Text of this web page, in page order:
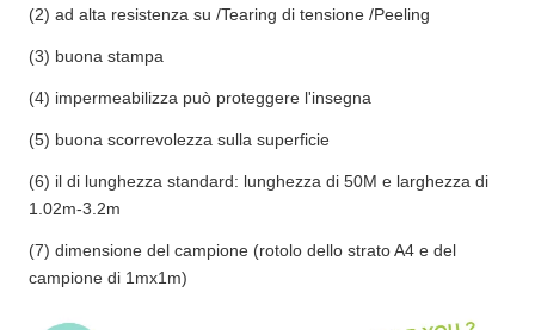
sull'insegna
perfetta sull'insegna
4) manifesto all'aperto di
(2) ad alta resistenza su /Tearing di tensione /Peeling
(3) buona stampa
(4) impermeabilizza può proteggere l'insegna
(5) buona scorrevolezza sulla superficie
(6) il di lunghezza standard: lunghezza di 50M e larghezza di
1.02m-3.2m
(7) dimensione del campione (rotolo dello strato A4 e del
campione di 1mx1m)